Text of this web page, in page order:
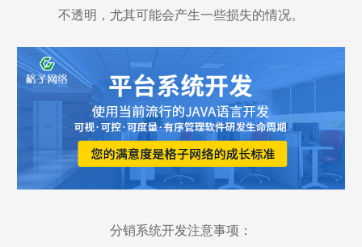
不透明，尤其可能会产生一些损失的情况。
分销系统开发注意事项：